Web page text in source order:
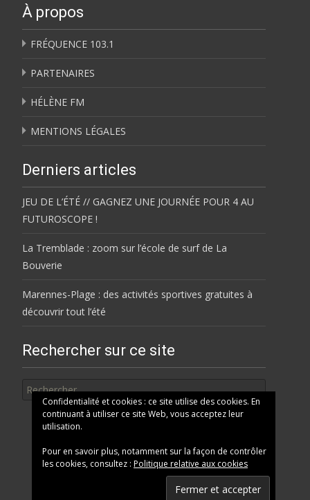
À propos
FRÉQUENCE 103.1
PARTENAIRES
HÉLÈNE FM
MENTIONS LÉGALES
Derniers articles
JEU DE L’ÉTÉ // GAGNEZ UNE JOURNÉE POUR 4 AU
FUTUROSCOPE !
La Tremblade : zoom sur l’école de surf de La
Bouverie
Marennes-Plage : des activités sportives gratuites à
découvrir tout l’été
Rechercher sur ce site
Confidentialité et cookies : ce site utilise des cookies. En
continuant à utiliser ce site Web, vous acceptez leur
utilisation.
Pour en savoir plus, notamment sur la façon de contrôler
les cookies, consultez : Politique relative aux cookies